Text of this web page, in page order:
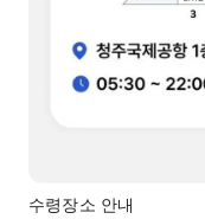
수령장소 안내